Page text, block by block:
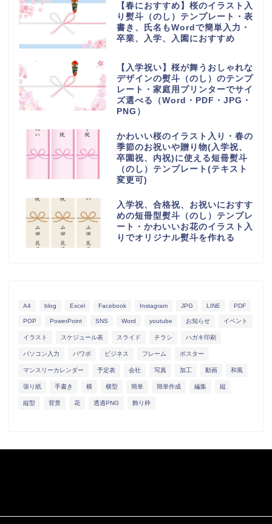
【春におすすめ】桜のイラスト入
り熨斗（のし）テンプレート・表
書き、氏名もWordで簡単入力・
卒業、入学、入園におすすめ
【入学祝い】桜が舞うおしゃれな
デザインの熨斗（のし）のテンプ
レート・家庭用プリンターでサイ
ズ選べる（Word・PDF・JPG・
PNG）
かわいい桜のイラスト入り・春の
季節のお祝いや贈り物(入学祝、
卒園祝、内祝)に使える短冊熨斗
（のし）テンプレート(テキスト
変更可)
入学祝、合格祝、お祝いにおすす
めの短冊型熨斗（のし）テンプレ
ート・かわいいお花のイラスト入
りでオリジナル熨斗を作れる
A4 blog Excel Facebook Instagram JPG LINE PDF
POP PowerPoint SNS Word youtube お知らせ イベント
イラスト スケジュール表 スライド チラシ ハガキ印刷
パソコン入力 パワポ ビジネス フレーム ポスター
マンスリーカレンダー 予定表 会社 写真 加工 動画 和風
張り紙 手書き 横 横型 簡単 簡単作成 編集 縦
縦型 背景 花 透過PNG 飾り枠